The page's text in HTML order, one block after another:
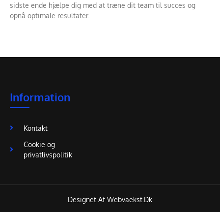
sidste ende hjælpe dig med at træne dit team til succes og
opnå optimale resultater.
Information
Kontakt
Cookie og
privatlivspolitik
Designet Af Webvaekst.dk